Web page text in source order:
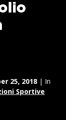
25, 2018 | In
Sportive